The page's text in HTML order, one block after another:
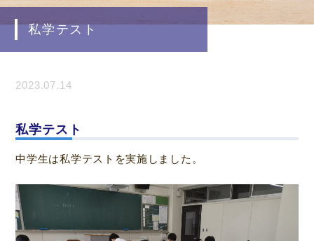
私学テスト
2023.07.14
私学テスト
中学生は私学テストを実施しました。